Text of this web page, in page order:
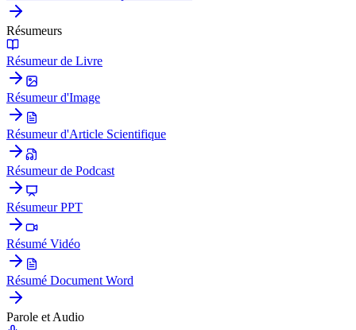
Résumeurs
Résumeur de Livre
Résumeur d'Image
Résumeur d'Article Scientifique
Résumeur de Podcast
Résumeur PPT
Résumé Vidéo
Résumé Document Word
Parole et Audio